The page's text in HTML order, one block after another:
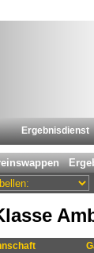
Ergebnisdienst